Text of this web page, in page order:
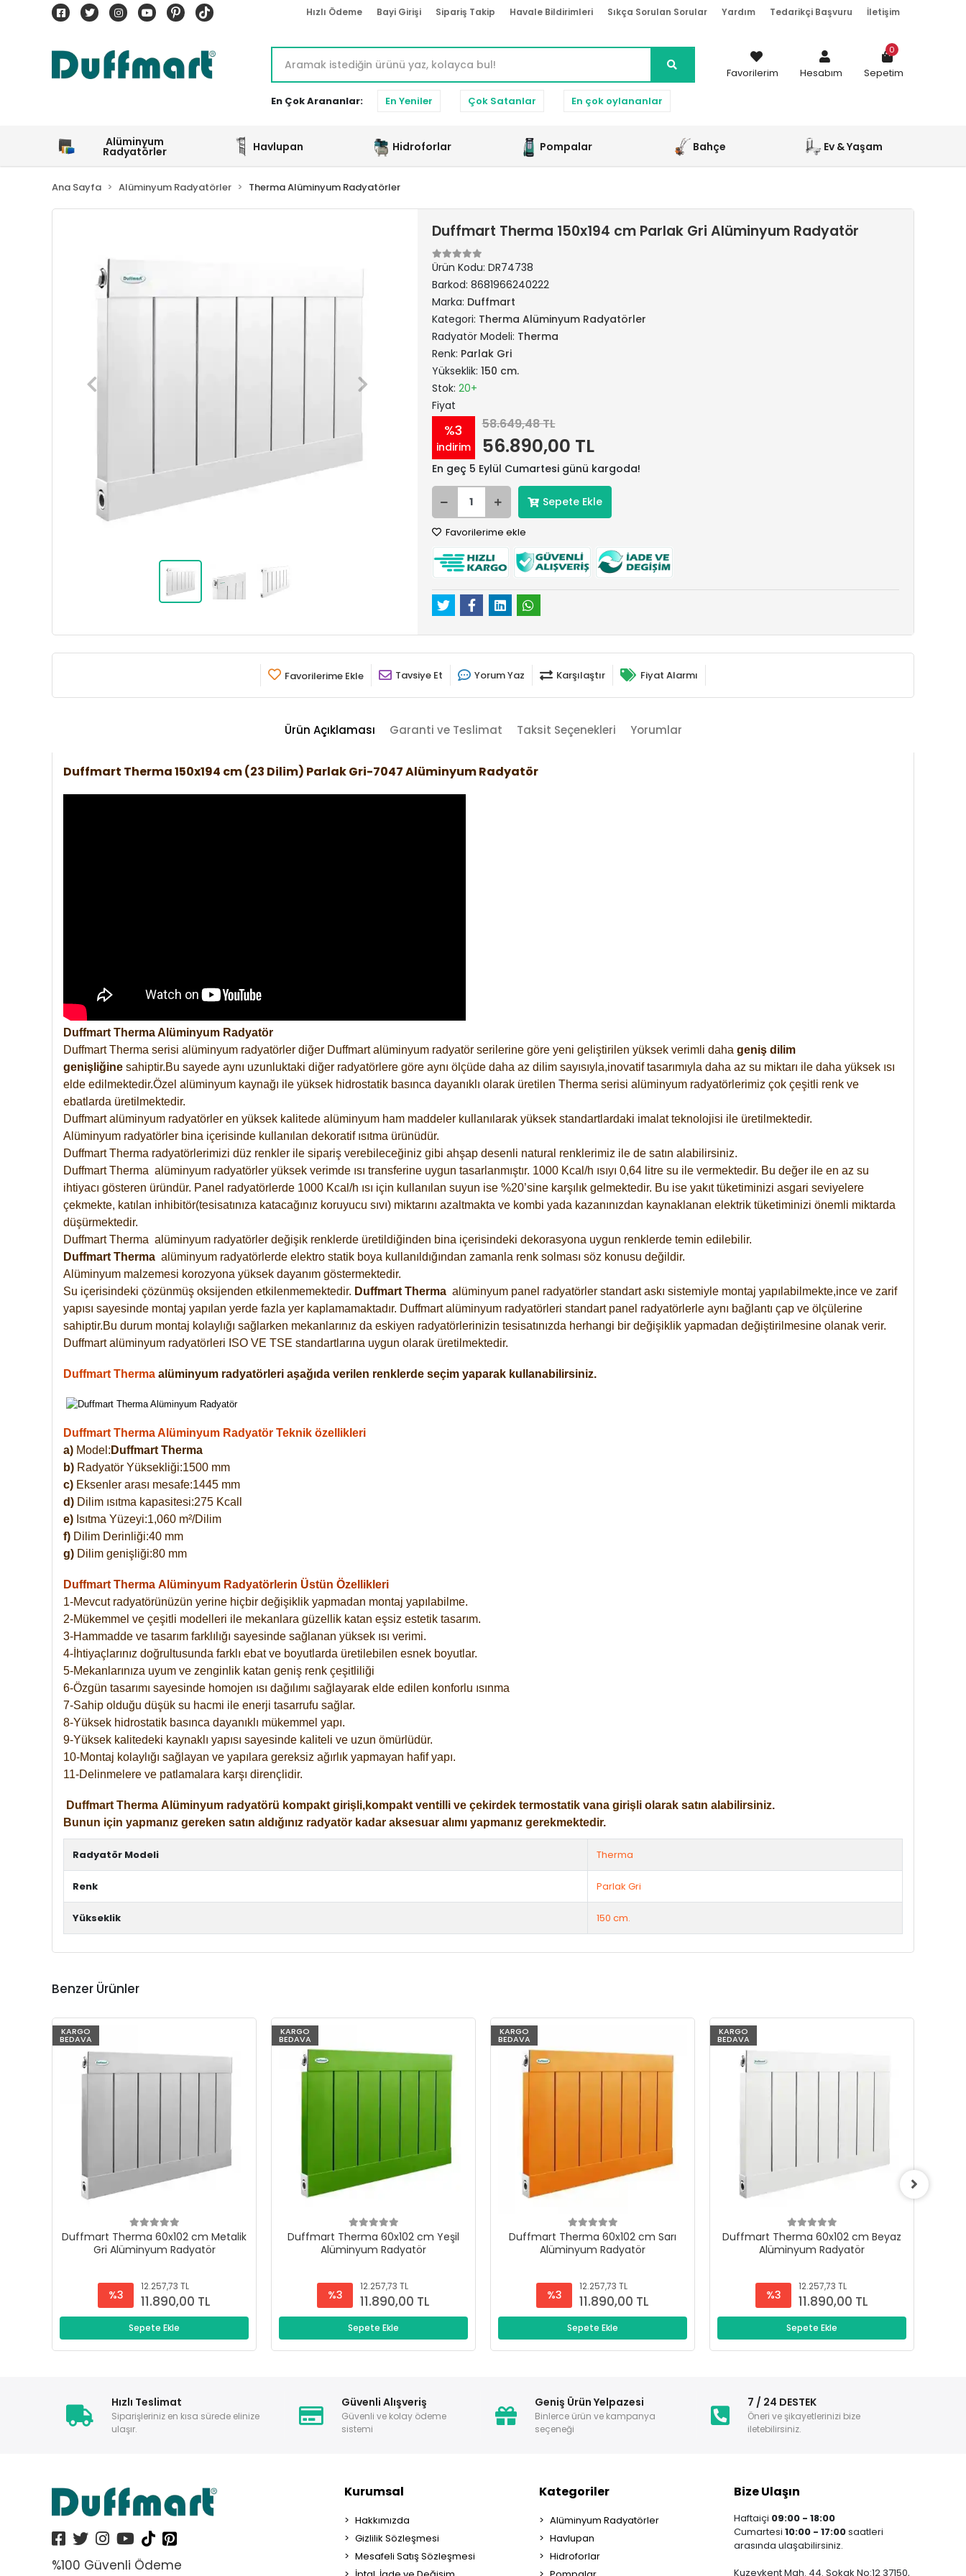
Hızlı Ödeme Bayi Girişi Sipariş Takip Havale Bildirimleri Sıkça Sorulan Sorular Yardım Tedarikçi Başvuru İletişim
En Çok Arananlar: En Yeniler Çok Satanlar En çok oylananlar
Favorilerim Hesabım Sepetim
0
Alüminyum
Radyatörler Havlupan Hidroforlar Pompalar Bahçe Ev & Yaşam
Ana Sayfa Alüminyum Radyatörler Therma Alüminyum Radyatörler
Duffmart Therma 150x194 cm Parlak Gri Alüminyum Radyatör
Ürün Kodu: DR74738
Barkod: 8681966240222
Marka: Duffmart
Kategori: Therma Alüminyum Radyatörler
Radyatör Modeli: Therma
Renk: Parlak Gri
Yükseklik: 150 cm.
Stok: 20+
Fiyat
%3
indirim
58.649,48 TL
56.890,00 TL
En geç 5 Eylül Cumartesi günü kargoda!
Sepete Ekle
Favorilerime ekle
Favorilerime Ekle Tavsiye Et Yorum Yaz Karşılaştır Fiyat Alarmı
Ürün Açıklaması Garanti ve Teslimat Taksit Seçenekleri Yorumlar
Duffmart Therma 150x194 cm (23 Dilim) Parlak Gri-7047 Alüminyum Radyatör
Duffmart Therma Alüminyum Radyatör
Duffmart Therma serisi alüminyum radyatörler diğer Duffmart alüminyum radyatör serilerine göre yeni geliştirilen yüksek verimli daha geniş dilim
genişliğine sahiptir.Bu sayede aynı uzunluktaki diğer radyatörlere göre aynı ölçüde daha az dilim sayısıyla,inovatif tasarımıyla daha az su miktarı ile daha yüksek ısı
elde edilmektedir.Özel alüminyum kaynağı ile yüksek hidrostatik basınca dayanıklı olarak üretilen Therma serisi alüminyum radyatörlerimiz çok çeşitli renk ve
ebatlarda üretilmektedir.
Duffmart alüminyum radyatörler en yüksek kalitede alüminyum ham maddeler kullanılarak yüksek standartlardaki imalat teknolojisi ile üretilmektedir.
Alüminyum radyatörler bina içerisinde kullanılan dekoratif ısıtma ürünüdür.
Duffmart Therma radyatörlerimizi düz renkler ile sipariş verebileceğiniz gibi ahşap desenli natural renklerimiz ile de satın alabilirsiniz.
Duffmart Therma alüminyum radyatörler yüksek verimde ısı transferine uygun tasarlanmıştır. 1000 Kcal/h ısıyı 0,64 litre su ile vermektedir. Bu değer ile en az su
ihtiyacı gösteren üründür. Panel radyatörlerde 1000 Kcal/h ısı için kullanılan suyun ise %20’sine karşılık gelmektedir. Bu ise yakıt tüketiminizi asgari seviyelere
çekmekte, katılan inhibitör(tesisatınıza katacağınız koruyucu sıvı) miktarını azaltmakta ve kombi yada kazanınızdan kaynaklanan elektrik tüketiminizi önemli miktarda
düşürmektedir.
Duffmart Therma alüminyum radyatörler değişik renklerde üretildiğinden bina içerisindeki dekorasyona uygun renklerde temin edilebilir.
Duffmart Therma alüminyum radyatörlerde elektro statik boya kullanıldığından zamanla renk solması söz konusu değildir.
Alüminyum malzemesi korozyona yüksek dayanım göstermektedir.
Su içerisindeki çözünmüş oksijenden etkilenmemektedir. Duffmart Therma alüminyum panel radyatörler standart askı sistemiyle montaj yapılabilmekte,ince ve zarif
yapısı sayesinde montaj yapılan yerde fazla yer kaplamamaktadır. Duffmart alüminyum radyatörleri standart panel radyatörlerle aynı bağlantı çap ve ölçülerine
sahiptir.Bu durum montaj kolaylığı sağlarken mekanlarınız da eskiyen radyatörlerinizin tesisatınızda herhangi bir değişiklik yapmadan değiştirilmesine olanak verir.
Duffmart alüminyum radyatörleri ISO VE TSE standartlarına uygun olarak üretilmektedir.
Duffmart Therma alüminyum radyatörleri aşağıda verilen renklerde seçim yaparak kullanabilirsiniz.
Duffmart Therma Alüminyum Radyatör Teknik özellikleri
a) Model: Duffmart Therma
b) Radyatör Yüksekliği:1500 mm
c) Eksenler arası mesafe:1445 mm
d) Dilim ısıtma kapasitesi:275 Kcall
e) Isıtma Yüzeyi:1,060 m²/Dilim
f) Dilim Derinliği:40 mm
g) Dilim genişliği:80 mm
Duffmart Therma Alüminyum Radyatörlerin Üstün Özellikleri
1-Mevcut radyatörünüzün yerine hiçbir değişiklik yapmadan montaj yapılabilme.
2-Mükemmel ve çeşitli modelleri ile mekanlara güzellik katan eşsiz estetik tasarım.
3-Hammadde ve tasarım farklılığı sayesinde sağlanan yüksek ısı verimi.
4-İhtiyaçlarınız doğrultusunda farklı ebat ve boyutlarda üretilebilen esnek boyutlar.
5-Mekanlarınıza uyum ve zenginlik katan geniş renk çeşitliliği
6-Özgün tasarımı sayesinde homojen ısı dağılımı sağlayarak elde edilen konforlu ısınma
7-Sahip olduğu düşük su hacmi ile enerji tasarrufu sağlar.
8-Yüksek hidrostatik basınca dayanıklı mükemmel yapı.
9-Yüksek kalitedeki kaynaklı yapısı sayesinde kaliteli ve uzun ömürlüdür.
10-Montaj kolaylığı sağlayan ve yapılara gereksiz ağırlık yapmayan hafif yapı.
11-Delinmelere ve patlamalara karşı dirençlidir.
Duffmart Therma Alüminyum radyatörü kompakt girişli,kompakt ventilli ve çekirdek termostatik vana girişli olarak satın alabilirsiniz.
Bunun için yapmanız gereken satın aldığınız radyatör kadar aksesuar alımı yapmanız gerekmektedir.
Radyatör Modeli Therma
Renk Parlak Gri
Yükseklik 150 cm.
Benzer Ürünler
KARGO
BEDAVA
Duffmart Therma 60x102 cm Metalik
Gri Alüminyum Radyatör
%3
12.257,73 TL
11.890,00 TL
Sepete Ekle
KARGO
BEDAVA
Duffmart Therma 60x102 cm Yeşil
Alüminyum Radyatör
%3
12.257,73 TL
11.890,00 TL
Sepete Ekle
KARGO
BEDAVA
Duffmart Therma 60x102 cm Sarı
Alüminyum Radyatör
%3
12.257,73 TL
11.890,00 TL
Sepete Ekle
KARGO
BEDAVA
Duffmart Therma 60x102 cm Beyaz
Alüminyum Radyatör
%3
12.257,73 TL
11.890,00 TL
Sepete Ekle
Hızlı Teslimat
Siparişleriniz en kısa sürede elinize
ulaşır.
Güvenli Alışveriş
Güvenli ve kolay ödeme
sistemi
Geniş Ürün Yelpazesi
Binlerce ürün ve kampanya
seçeneği
7 / 24 DESTEK
Öneri ve şikayetlerinizi bize
iletebilirsiniz.
%100 Güvenli Ödeme
Kurumsal
Hakkımızda
Gizlilik Sözleşmesi
Mesafeli Satış Sözleşmesi
Kategoriler
Alüminyum Radyatörler
Havlupan
Hidroforlar
Bize Ulaşın
Haftaiçi 09:00 - 18:00
Cumartesi 10:00 - 17:00saatleri
arasında ulaşabilirsiniz.
Kuzeykent Mah. 44. Sokak No:12 37150,